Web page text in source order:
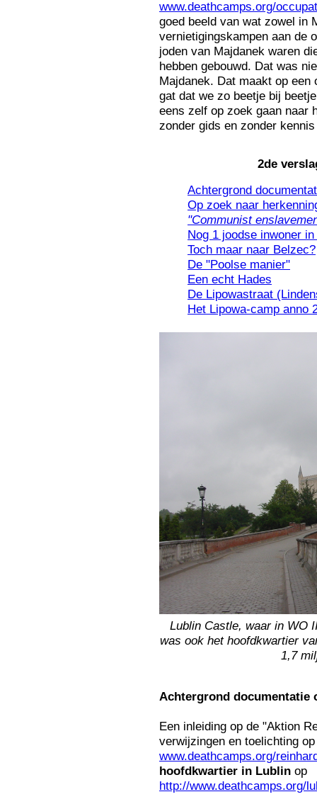
www.deathcamps.org/
goed beeld van wat zowel in
vernietigingskampen aan de
joden van Majdanek waren
hebben gebouwd. Dat was
Majdanek. Dat maakt op
gat dat we zo beetje bij
eens zelf op zoek gaan naar
zonder gids en zonder
2de
Achtergrond
Op zoek naar
"Communist
Nog 1 joodse inwoner
Toch maar naar Belzec?
De "Poolse manier"
Een echt Hades
De Lipowastraat
Het Lipowa-camp anno
Lublin Castle, waar in WO
was ook het hoofdkwartier
1,7
Achtergrond documentatie
Een inleiding op de "Aktion
verwijzingen en toelichting op
www.deathcamps.org/
hoofdkwartier in Lublin op
http://www.deathcamps.org/